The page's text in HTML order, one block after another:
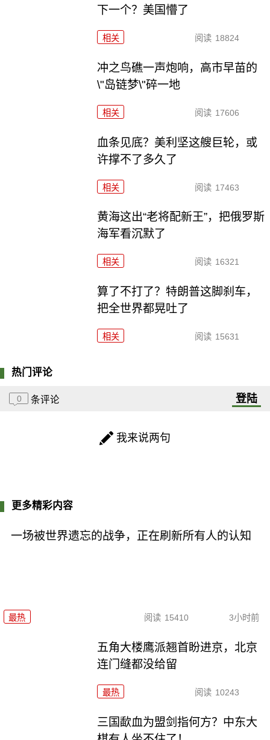
下一个？美国懵了
相关 阅读 18824
冲之鸟礁一声炮响，高市早苗的
\"岛链梦\"碎一地
相关 阅读 17606
血条见底？美利坚这艘巨轮，或
许撑不了多久了
相关 阅读 17463
黄海这出“老将配新王”，把俄罗斯
海军看沉默了
相关 阅读 16321
算了不打了？特朗普这脚刹车，
把全世界都晃吐了
相关 阅读 15631
热门评论
0 条评论 登陆
我来说两句
更多精彩内容
一场被世界遗忘的战争，正在刷新所有人的认知
最热 阅读 15410 3小时前
五角大楼鹰派翘首盼进京，北京
连门缝都没给留
最热 阅读 10243
三国歃血为盟剑指何方？中东大